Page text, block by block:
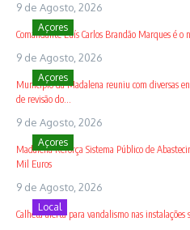
9 de Agosto, 2026
Açores
Comandante Luís Carlos Brandão Marques é o
9 de Agosto, 2026
Açores
Município da Madalena reuniu com diversas
de revisão do...
9 de Agosto, 2026
Açores
Madalena Reforça Sistema Público de
Mil Euros
9 de Agosto, 2026
Local
Calheta alerta para vandalismo nas instalações